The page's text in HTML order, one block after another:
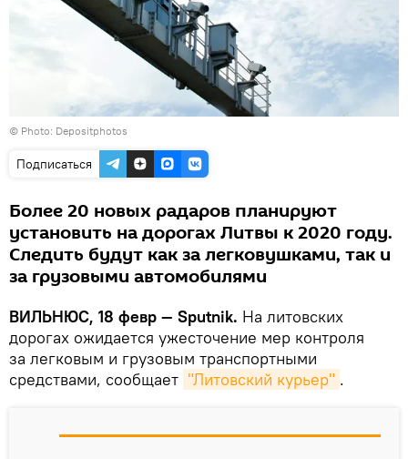
© Photo: Depositphotos
Подписаться
Более 20 новых радаров планируют
установить на дорогах Литвы к 2020 году.
Следить будут как за легковушками, так и
за грузовыми автомобилями
ВИЛЬНЮС, 18 февр — Sputnik. На литовских
дорогах ожидается ужесточение мер контроля
за легковым и грузовым транспортными
средствами, сообщает "Литовский курьер" .